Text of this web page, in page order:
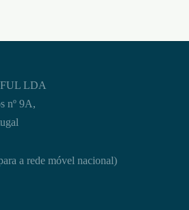
LDA
nº 9A,
a rede móvel nacional)